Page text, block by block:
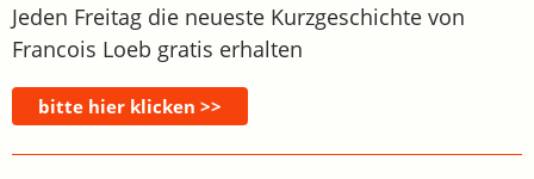
Jeden Freitag die neueste Kurzgeschichte von
Francois Loeb gratis erhalten